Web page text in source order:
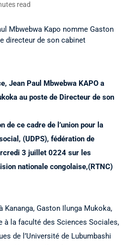
read
Jean Paul Mbwebwa KAPO a
au poste de Directeur de son
de ce cadre de l’union pour la
(UDPS), fédération de
3 juillet 0224 sur les
nationale congolaise,(RTNC)
Kananga, Gaston Ilunga Mukoka,
à la faculté des Sciences Sociales,
de l’Université de Lubumbashi